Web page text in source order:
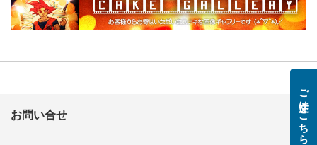
お問い合せ ご注文はこちら